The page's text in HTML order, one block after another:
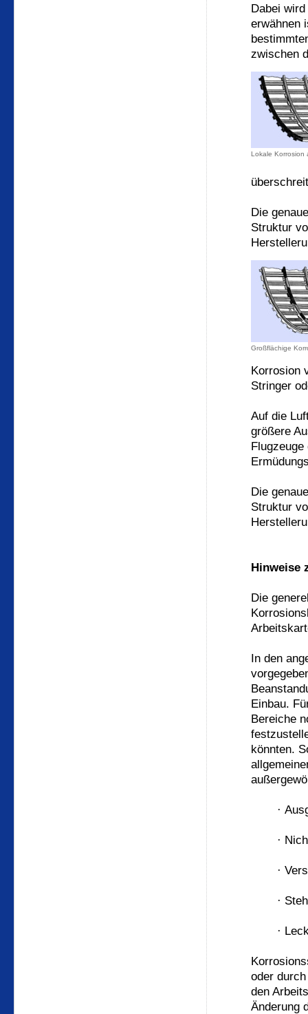
Dabei wird
erwähnen
zwischen
Lokale Korrosion
Die
Struktur
Großflächige
Korrosion
Stringer
Auf die
größere
Die
Struktur
Hinweise
Die
In den
Einbau.
Bereiche
könnten.
·
·
·
·
·
oder
den
Änderung